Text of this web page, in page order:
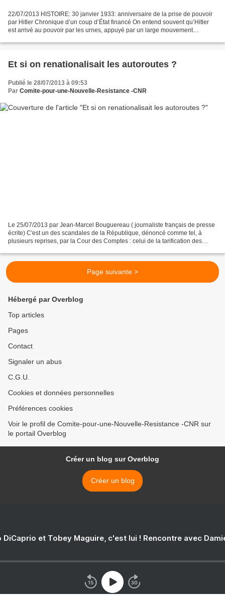
22/07/2013 HISTOIRE: 30 janvier 1933: anniversaire de la prise de pouvoir
par Hitler Chronique d’un coup d’État financé On entend souvent qu’Hitler
est arrivé au pouvoir par les urnes, appuyé par un large mouvement
Et si on renationalisait les autoroutes ?
Publié le 28/07/2013 à 09:53
Par Comite-pour-une-Nouvelle-Resistance -CNR
Le 25/07/2013 par Jean-Marcel Bouguereau ( journaliste français de presse
écrite) C'est un des scandales de la République, dénoncé comme tel, à
plusieurs reprises, par la Cour des Comptes : celui de la tarification des
Page suivante >
Hébergé par Overblog
Top articles
Pages
Contact
Signaler un abus
C.G.U.
Cookies et données personnelles
Préférences cookies
Voir le profil de Comite-pour-une-Nouvelle-Resistance -CNR sur
le portail Overblog
Créer un blog sur Overblog
Créer un blog
DiCaprio et Tobey Maguire, c'est lui ! Rencontre avec